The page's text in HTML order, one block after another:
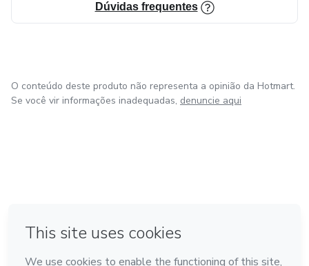
Dúvidas frequentes
O conteúdo deste produto não representa a opinião da Hotmart.
Se você vir informações inadequadas, denuncie aqui
Feito com ❤ na Cidade do México